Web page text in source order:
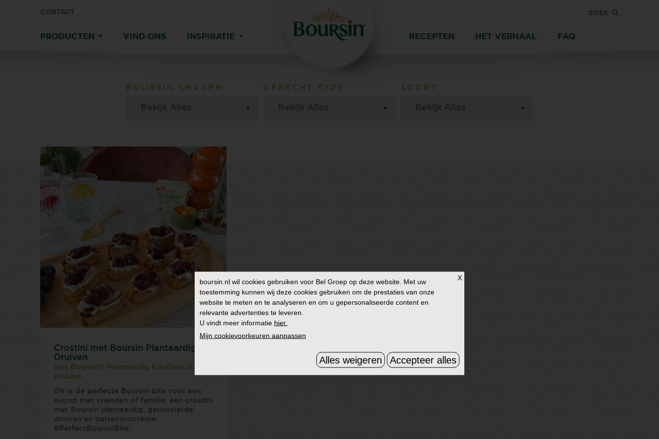
CONTACT ZOEK
PRODUCTEN VIND ONS INSPIRATIE RECEPTEN HET VERHAAL FAQ
BOURSIN SMAKEN
Bekijk Alles
GERECHT TYPE
Bekijk Alles
SOORT
Bekijk Alles
Crostini met Boursin Plantaardig en
Druiven
met Boursin® Plantaardig Knoflook & Fijne
Kruiden
Dit is de perfecte Boursin bite voor een
avond met vrienden of familie: een crostini
met Boursin plantaardig, geroosterde
druiven en balsamicocrème.
#PerfectBoursinBite.
X
boursin.nl wil cookies gebruiken voor Bel Groep op deze website. Met uw
toestemming kunnen wij deze cookies gebruiken om de prestaties van onze
website te meten en te analyseren en om u gepersonaliseerde content en
relevante advertenties te leveren.
U vindt meer informatie hier.
Mijn cookievoorkeuren aanpassen
Alles weigeren Accepteer alles